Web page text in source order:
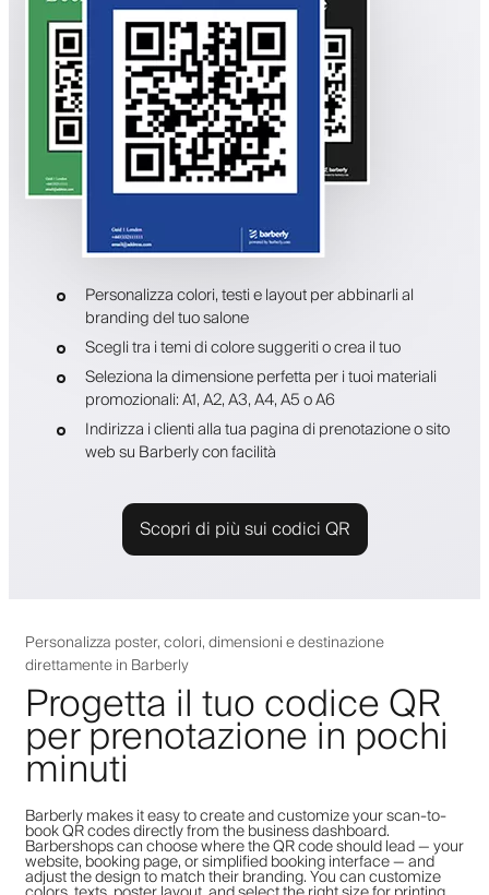
Personalizza colori, testi e layout per abbinarli al
branding del tuo salone
Scegli tra i temi di colore suggeriti o crea il tuo
Seleziona la dimensione perfetta per i tuoi materiali
promozionali: A1, A2, A3, A4, A5 o A6
Indirizza i clienti alla tua pagina di prenotazione o sito
web su Barberly con facilità
Scopri di più sui codici QR
Personalizza poster, colori, dimensioni e destinazione
direttamente in Barberly
Progetta il tuo codice QR
per prenotazione in pochi
minuti
Barberly makes it easy to create and customize your scan-to-
book QR codes directly from the business dashboard.
Barbershops can choose where the QR code should lead — your
website, booking page, or simplified booking interface — and
adjust the design to match their branding. You can customize